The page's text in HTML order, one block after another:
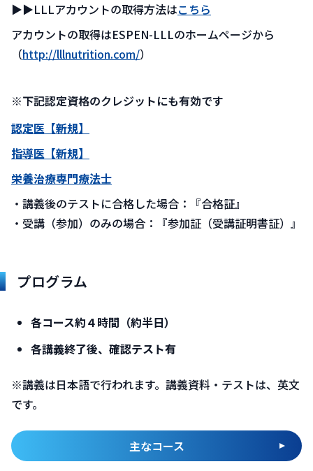
▶▶LLLアカウントの取得方法はこちら
アカウントの取得はESPEN-LLLのホームページから
（http://lllnutrition.com/）
※下記認定資格のクレジットにも有効です
認定医【新規】
指導医【新規】
栄養治療専門療法士
・講義後のテストに合格した場合：『合格証』
・受講（参加）のみの場合：『参加証（受講証明書証）』
プログラム
各コース約４時間（約半日）
各講義終了後、確認テスト有
※講義は日本語で行われます。講義資料・テストは、英文
です。
主なコース